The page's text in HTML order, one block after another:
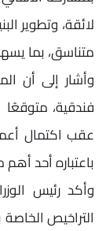
لائقة، وتطوير
متناسق، بما
عقب اكتمال
باعتباره أحد
وأكد رئيس
التراخيص